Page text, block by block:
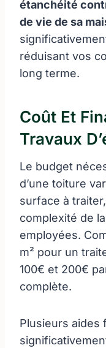
étanchéité
de vie de sa
réduisant vos
long terme.
Coût Et
Travaux
Le budget
d’une toiture
surface à
complexité de
employées.
m² pour un
100€ et 200€
complète.
Plusieurs aides